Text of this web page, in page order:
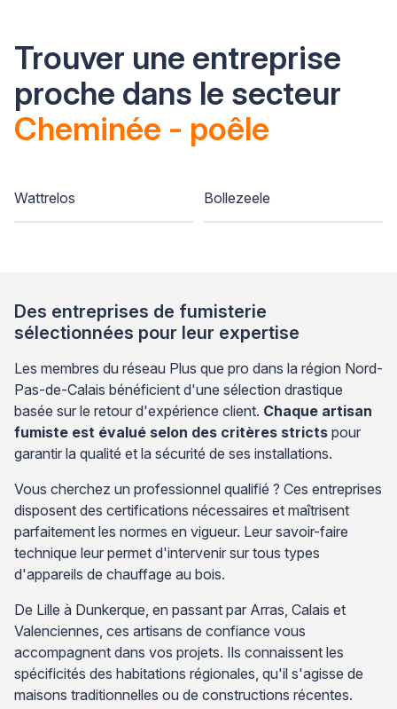
Trouver une entreprise
proche dans le secteur
Cheminée - poêle
Wattrelos Bollezeele
Des entreprises de fumisterie
sélectionnées pour leur expertise
Les membres du réseau Plus que pro dans la région Nord-
Pas-de-Calais bénéficient d'une sélection drastique
basée sur le retour d'expérience client. Chaque artisan
fumiste est évalué selon des critères stricts pour
garantir la qualité et la sécurité de ses installations.
Vous cherchez un professionnel qualifié ? Ces entreprises
disposent des certifications nécessaires et maîtrisent
parfaitement les normes en vigueur. Leur savoir-faire
technique leur permet d'intervenir sur tous types
d'appareils de chauffage au bois.
De Lille à Dunkerque, en passant par Arras, Calais et
Valenciennes, ces artisans de confiance vous
accompagnent dans vos projets. Ils connaissent les
spécificités des habitations régionales, qu'il s'agisse de
maisons traditionnelles ou de constructions récentes.